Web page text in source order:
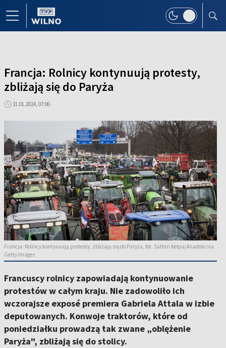
Francja: Rolnicy kontynuują protesty,
zbliżają się do Paryża
31.01.2024, 07:06
Francja: Rolnicy kontynuują protesty, zbliżają się do Paryża, fot. Sathiri Kelpa/Anadolu via
Getty Images
Francuscy rolnicy zapowiadają kontynuowanie
protestów w całym kraju. Nie zadowoliło ich
wczorajsze exposé premiera Gabriela Attala w izbie
deputowanych. Konwoje traktorów, które od
poniedziałku prowadzą tak zwane „oblężenie
Paryża", zbliżają się do stolicy.